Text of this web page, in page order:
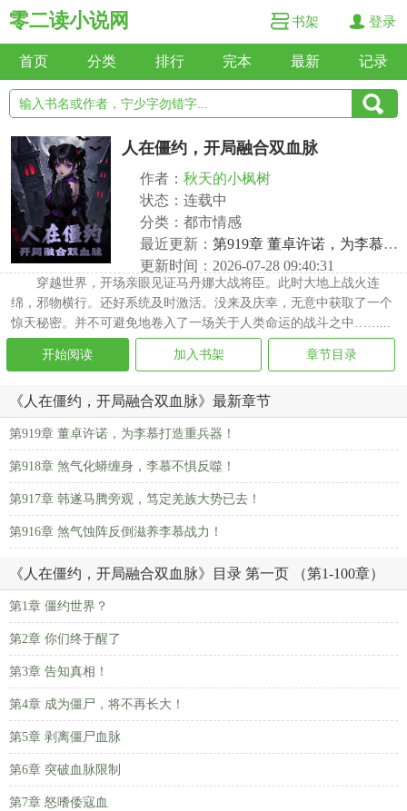
零二读小说网 书架 登录
首页 分类 排行 完本 最新 记录
人在僵约，开局融合双血脉
作者： 秋天的小枫树
状态：连载中
分类：都市情感
最近更新： 第919章 董卓许诺，为李慕打造重兵器！
更新时间：2026-07-28 09:40:31
穿越世界，开场亲眼见证马丹娜大战将臣。此时大地上战火连
绵，邪物横行。还好系统及时激活。没来及庆幸，无意中获取了一个
惊天秘密。并不可避免地卷入了一场关于人类命运的战斗之中……...
开始阅读 加入书架 章节目录
《人在僵约，开局融合双血脉》最新章节
第919章 董卓许诺，为李慕打造重兵器！
第918章 煞气化蟒缠身，李慕不惧反噬！
第917章 韩遂马腾旁观，笃定羌族大势已去！
第916章 煞气蚀阵反倒滋养李慕战力！
《人在僵约，开局融合双血脉》目录 第一页 （第1-100章）
第1章 僵约世界？
第2章 你们终于醒了
第3章 告知真相！
第4章 成为僵尸，将不再长大！
第5章 剥离僵尸血脉
第6章 突破血脉限制
第7章 怒嗜倭寇血